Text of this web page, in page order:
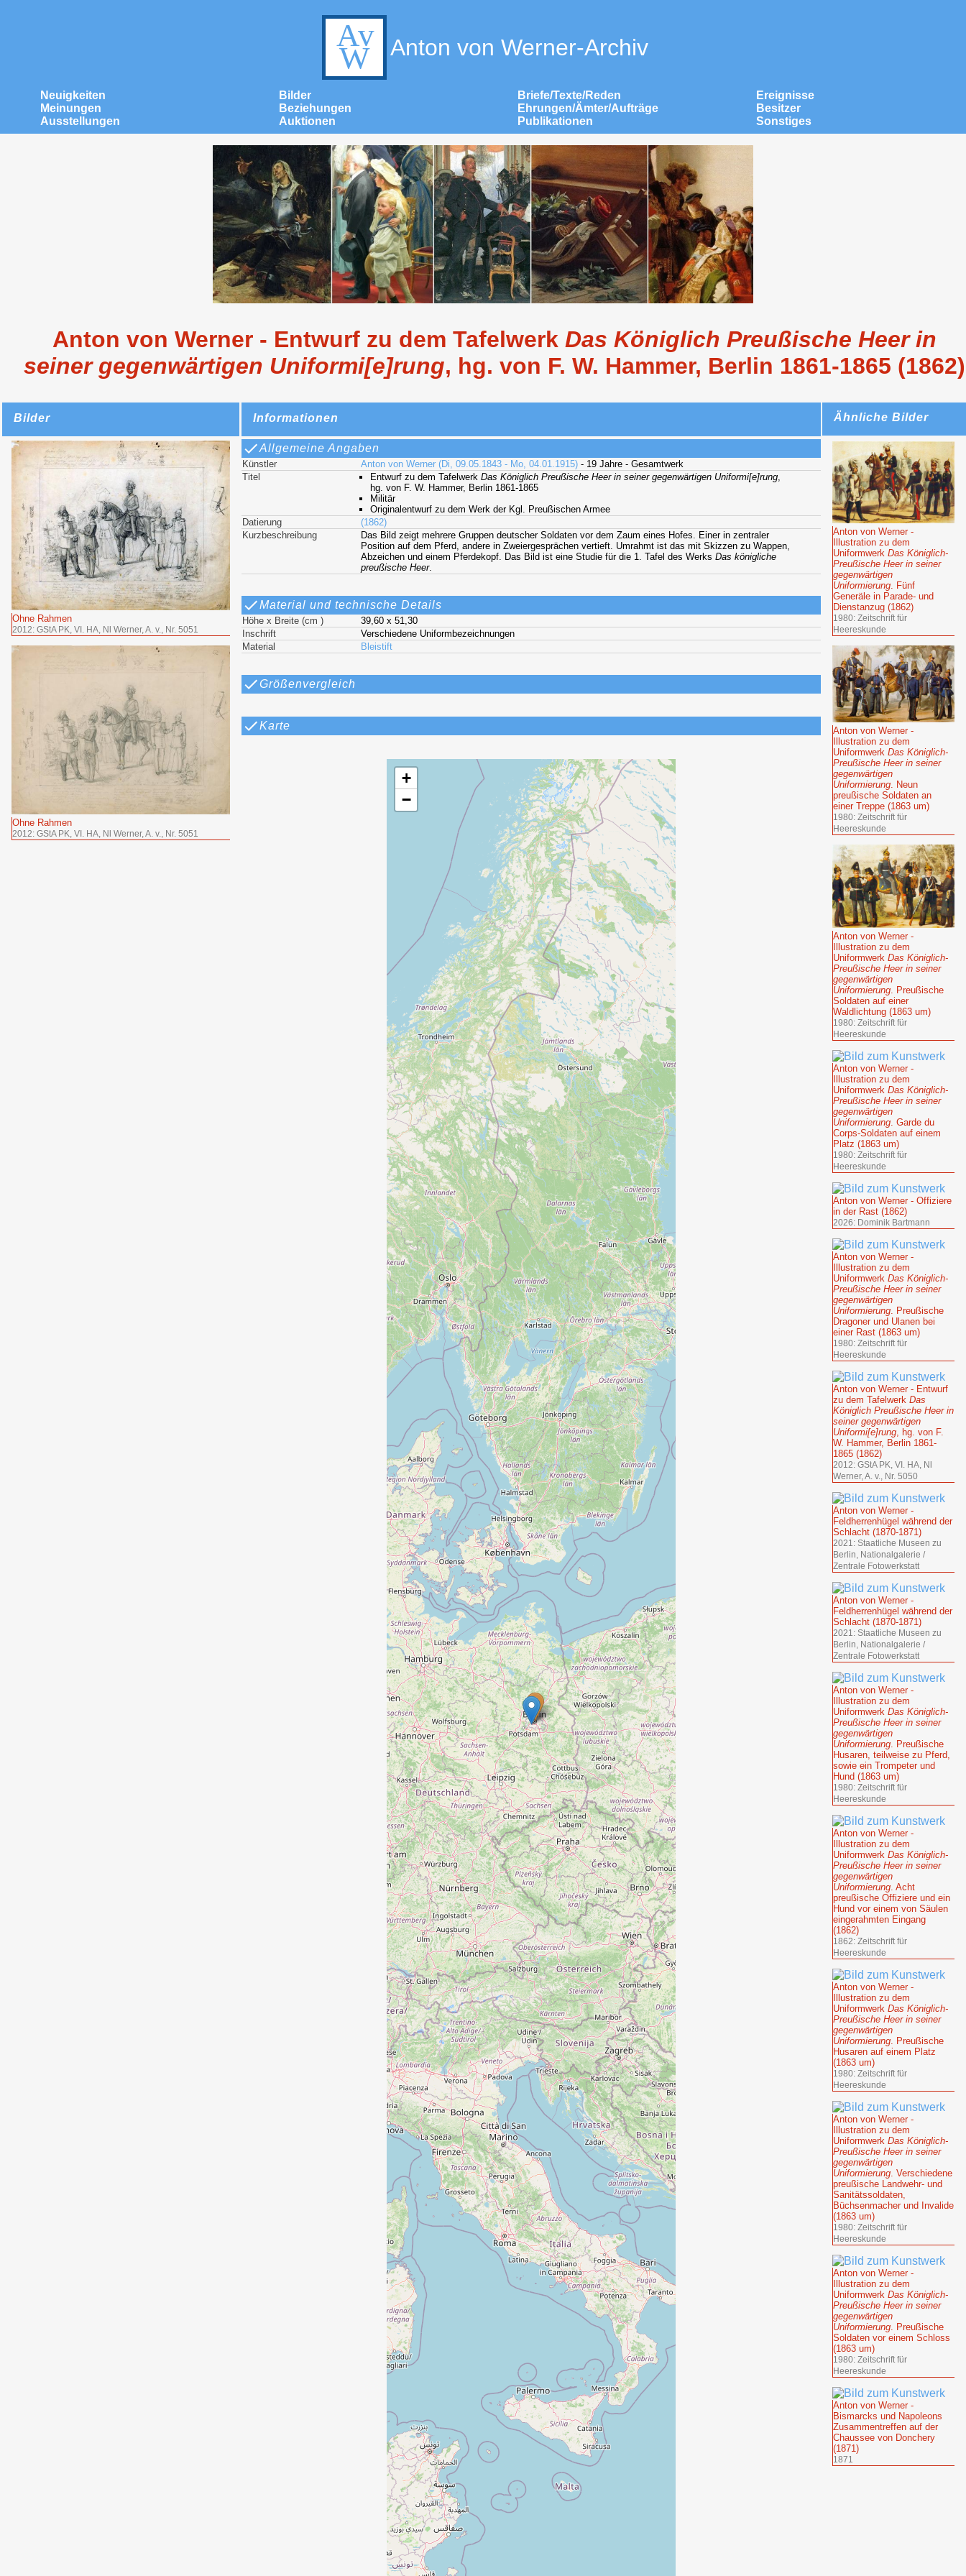
Anton von Werner-Archiv
Neuigkeiten Bilder Briefe/Texte/Reden
Ereignisse
Meinungen
Beziehungen Ehrungen/Ämter/Aufträge
Besitzer
Ausstellungen
Auktionen Publikationen Sonstiges
Anton von Werner - Entwurf zu dem Tafelwerk Das Königlich Preußische Heer in
seiner gegenwärtigen Uniformi[e]rung, hg. von F. W. Hammer, Berlin 1861-1865 (1862)
Bilder
Ohne Rahmen
2012: GStA PK, VI. HA, Nl Werner, A. v., Nr. 5051
Ohne Rahmen
2012: GStA PK, VI. HA, Nl Werner, A. v., Nr. 5051
Informationen
Allgemeine Angaben
Künstler Anton von Werner (Di, 09.05.1843 - Mo, 04.01.1915)- 19 Jahre - Gesamtwerk
Titel
Entwurf zu dem Tafelwerk Das Königlich Preußische Heer in seiner gegenwärtigen Uniformi[e]rung,
hg. von F. W. Hammer, Berlin 1861-1865
Militär
Originalentwurf zu dem Werk der Kgl. Preußischen Armee
Datierung
(1862)
Kurzbeschreibung
Das Bild zeigt mehrere Gruppen deutscher Soldaten vor dem Zaum eines Hofes. Einer in zentraler
Position auf dem Pferd, andere in Zweiergesprächen vertieft. Umrahmt ist das mit Skizzen zu Wappen,
Abzeichen und einem Pferdekopf. Das Bild ist eine Studie für die 1. Tafel des Werks Das königliche
preußische Heer.
Material und technische Details
Höhe x Breite (cm )
39,60 x 51,30
Inschrift
Verschiedene Uniformbezeichnungen
Material
Bleistift
Größenvergleich
Karte
+
−
Ähnliche Bilder
Anton von Werner -
Illustration zu dem
UniformwerkDas Königlich-
Preußische Heer in seiner
gegenwärtigen
Uniformierung . Fünf
Generäle in Parade- und
Dienstanzug (1862)
1980: Zeitschrift für
Heereskunde
Anton von Werner -
Illustration zu dem
UniformwerkDas Königlich-
Preußische Heer in seiner
gegenwärtigen
Uniformierung . Neun
preußische Soldaten an
einer Treppe (1863 um)
1980: Zeitschrift für
Heereskunde
Anton von Werner -
Illustration zu dem
UniformwerkDas Königlich-
Preußische Heer in seiner
gegenwärtigen
Uniformierung. Preußische
Soldaten auf einer
Waldlichtung (1863 um)
1980: Zeitschrift für
Heereskunde
Anton von Werner -
Illustration zu dem
UniformwerkDas Königlich-
Preußische Heer in seiner
gegenwärtigen
Uniformierung. Garde du
Corps-Soldaten auf einem
Platz (1863 um)
1980: Zeitschrift für
Heereskunde
Anton von Werner - Offiziere
in der Rast (1862)
2026: Dominik Bartmann
Anton von Werner -
Illustration zu dem
UniformwerkDas Königlich-
Preußische Heer in seiner
gegenwärtigen
Uniformierung. Preußische
Dragoner und Ulanen bei
einer Rast (1863 um)
1980: Zeitschrift für
Heereskunde
Anton von Werner - Entwurf
zu dem TafelwerkDas
Königlich Preußische Heer in
seiner gegenwärtigen
Uniformi[e]rung, hg. von F.
W. Hammer, Berlin 1861-
1865 (1862)
2012: GStA PK, VI. HA, Nl
Werner, A. v., Nr. 5050
Anton von Werner -
Feldherrenhügel während der
Schlacht (1870-1871)
2021: Staatliche Museen zu
Berlin, Nationalgalerie /
Zentrale Fotowerkstatt
Anton von Werner -
Feldherrenhügel während der
Schlacht (1870-1871)
2021: Staatliche Museen zu
Berlin, Nationalgalerie /
Zentrale Fotowerkstatt
Anton von Werner -
Illustration zu dem
UniformwerkDas Königlich-
Preußische Heer in seiner
gegenwärtigen
Uniformierung. Preußische
Husaren, teilweise zu Pferd,
sowie ein Trompeter und
Hund (1863 um)
1980: Zeitschrift für
Heereskunde
Anton von Werner -
Illustration zu dem
UniformwerkDas Königlich-
Preußische Heer in seiner
gegenwärtigen
Uniformierung. Acht
preußische Offiziere und ein
Hund vor einem von Säulen
eingerahmten Eingang
(1862)
1862: Zeitschrift für
Heereskunde
Anton von Werner -
Illustration zu dem
UniformwerkDas Königlich-
Preußische Heer in seiner
gegenwärtigen
Uniformierung. Preußische
Husaren auf einem Platz
(1863 um)
1980: Zeitschrift für
Heereskunde
Anton von Werner -
Illustration zu dem
UniformwerkDas Königlich-
Preußische Heer in seiner
gegenwärtigen
Uniformierung. Verschiedene
preußische Landwehr- und
Sanitätssoldaten,
Büchsenmacher und Invalide
(1863 um)
1980: Zeitschrift für
Heereskunde
Anton von Werner -
Illustration zu dem
UniformwerkDas Königlich-
Preußische Heer in seiner
gegenwärtigen
Uniformierung. Preußische
Soldaten vor einem Schloss
(1863 um)
1980: Zeitschrift für
Heereskunde
Anton von Werner -
Bismarcks und Napoleons
Zusammentreffen auf der
Chaussee von Donchery
(1871)
1871